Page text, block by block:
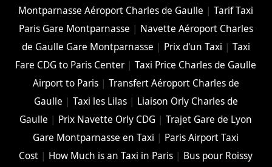
Montparnasse Aéroport Charles de Gaulle |Tarif Taxi
Paris Gare Montparnasse | Navette Aéroport Charles
de Gaulle Gare Montparnasse | Prix d'un Taxi | Taxi
Fare CDG to Paris Center |Taxi Price Charles de Gaulle
Airport to Paris| Transfert Aéroport Charles de
Gaulle | Taxi les Lilas| Liaison Orly Charles de
Gaulle | Prix Navette Orly CDG |Trajet Gare de Lyon
Gare Montparnasse en Taxi | Paris Airport Taxi
Cost | How Much is an Taxi in Paris | Bus pour Roissy